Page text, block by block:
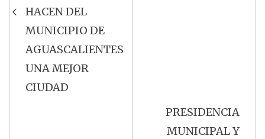
HACEN DEL
MUNICIPIO DE
AGUASCALIENTES
UNA MEJOR
CIUDAD
PRESIDENCIA
MUNICIPAL Y